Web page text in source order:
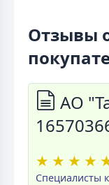
Отзывы
АО
★ ★ ★ ★
Специалисты